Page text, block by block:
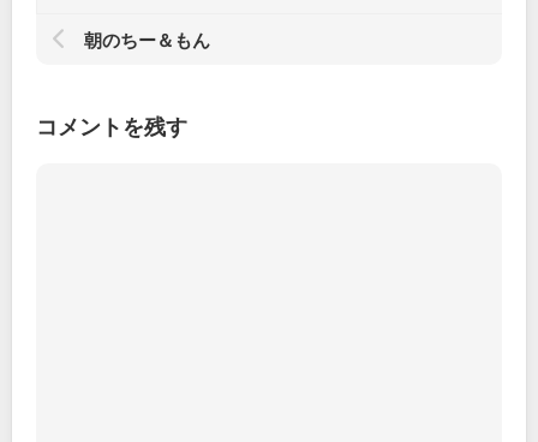
朝のちー＆もん
コメントを残す